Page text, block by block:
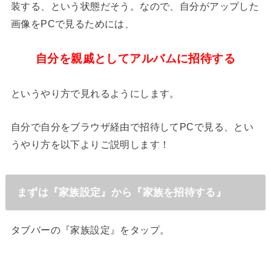
装する、という状態だそう。なので、自分がアップした
画像をPCで見るためには、
自分を親戚としてアルバムに招待する
というやり方で見れるようにします。
自分で自分をブラウザ経由で招待してPCで見る、とい
うやり方を以下よりご説明します！
まずは『家族設定』から『家族を招待する』
タブバーの『家族設定』をタップ。